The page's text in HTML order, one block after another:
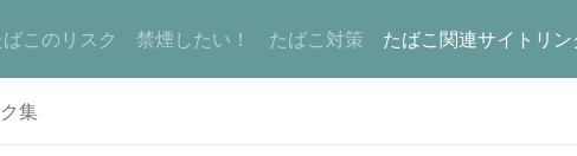
このリスク 禁煙したい！ たばこ対策 たばこ関連サイトリ
集